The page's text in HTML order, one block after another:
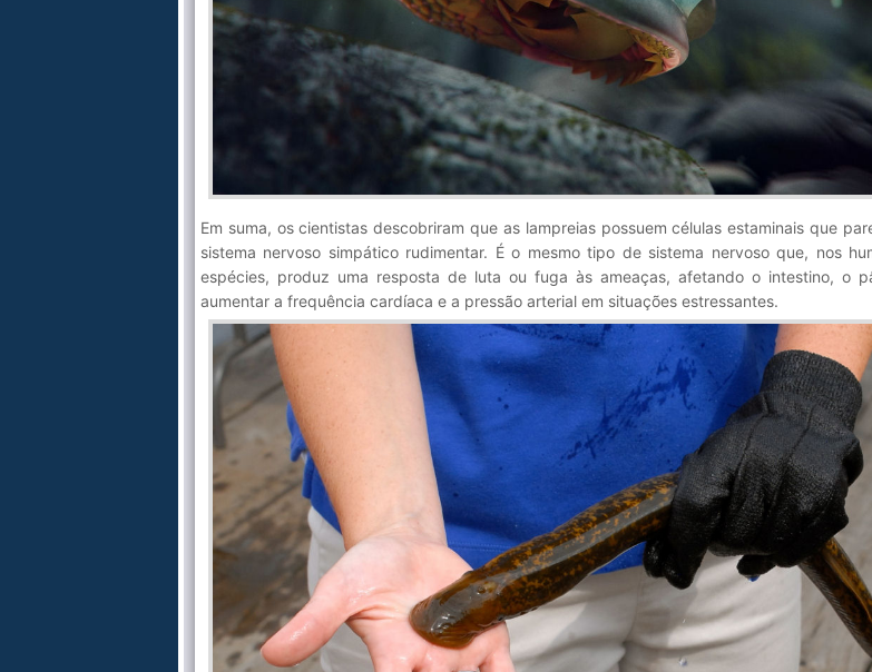
Em suma, os cientistas descobriram que as lampreias possuem células estaminais que
sistema nervoso simpático rudimentar. É o mesmo tipo de sistema nervoso que, nos
espécies, produz uma resposta de luta ou fuga às ameaças, afetando o intestino, o
aumentar a frequência cardíaca e a pressão arterial em situações estressantes.